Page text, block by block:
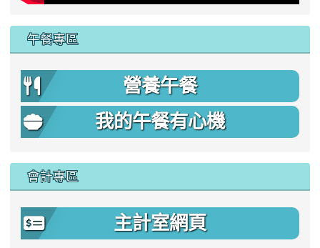
午餐專區
營養午餐
我的午餐有心機
會計專區
主計室網頁